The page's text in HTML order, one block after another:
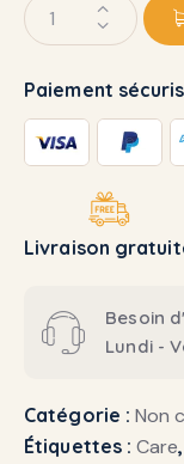
Paiement
Livraison
Besoin
Lundi -
Catégorie :Non
Étiquettes :Care,